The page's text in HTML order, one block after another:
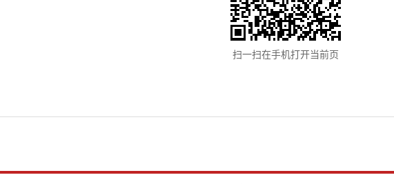
扫一扫在手机打开当前页